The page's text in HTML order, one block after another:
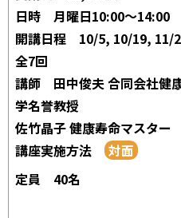
日時
月曜日10:00～14:00
開講日程
10/5, 10/19, 11/
全7回
講師
田中俊夫 合同会社健
学名誉教授
佐竹晶子 健康寿命マスター
講座実施方法
定員
40名